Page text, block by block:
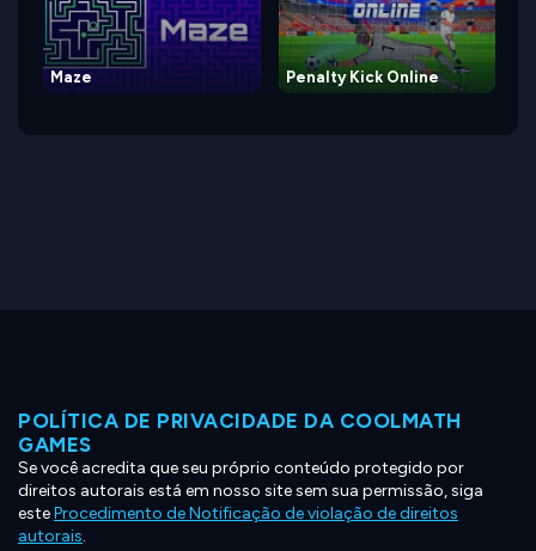
Maze Penalty Kick Online
POLÍTICA DE PRIVACIDADE DA COOLMATH
GAMES
Se você acredita que seu próprio conteúdo protegido por
direitos autorais está em nosso site sem sua permissão, siga
esteProcedimento de Notificação de violação de direitos
autorais.